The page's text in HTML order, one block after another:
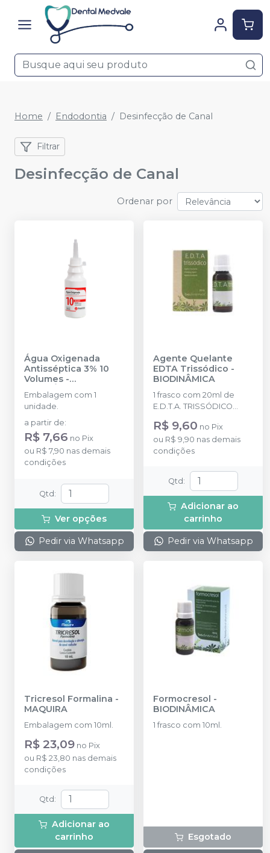
Home Endodontia Desinfecção de Canal
Filtrar
Desinfecção de Canal
Ordenar por
Água Oxigenada
Antisséptica 3% 10
Volumes -
RIOQUÍMICA
Embalagem com 1
unidade.
a partir de:
R$ 7,66 no Pix
ou R$ 7,90 nas demais
condições
Qtd :
Ver opções
Pedir via Whatsapp
Agente Quelante
EDTA Trissódico -
BIODINÂMICA
1 frasco com 20ml de
E.D.T.A. TRISSÓDICO
Líquido.
R$ 9,60 no Pix
ou R$ 9,90 nas demais
condições
Qtd :
Adicionar ao
carrinho
Pedir via Whatsapp
Tricresol Formalina -
MAQUIRA
Embalagem com 10ml.
R$ 23,09 no Pix
ou R$ 23,80 nas demais
condições
Qtd :
Adicionar ao
carrinho
Formocresol -
BIODINÂMICA
1 frasco com 10ml.
Esgotado